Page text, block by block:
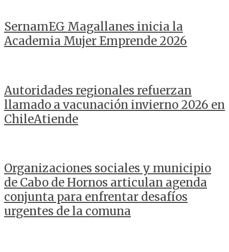
SernamEG Magallanes inicia la
Academia Mujer Emprende 2026
Autoridades regionales refuerzan
llamado a vacunación invierno 2026 en
ChileAtiende
Organizaciones sociales y municipio
de Cabo de Hornos articulan agenda
conjunta para enfrentar desafíos
urgentes de la comuna